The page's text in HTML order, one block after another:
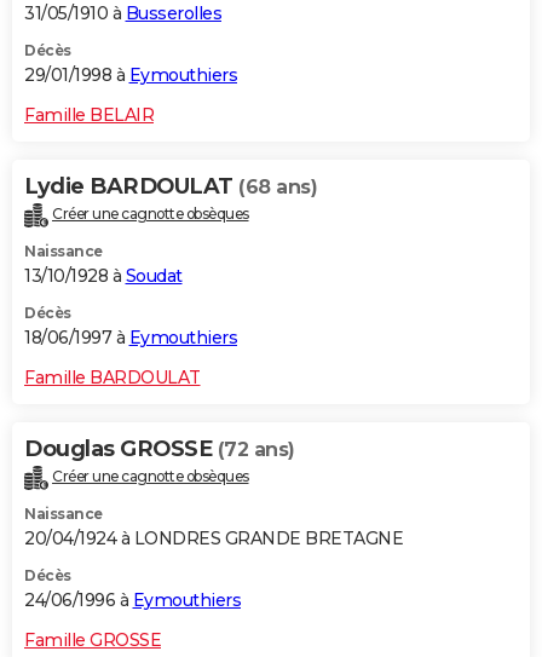
31/05/1910 à Busserolles
Décès
29/01/1998 à Eymouthiers
Famille BELAIR
Lydie BARDOULAT (68 ans)
Créer une cagnotte obsèques
Naissance
13/10/1928 à Soudat
Décès
18/06/1997 à Eymouthiers
Famille BARDOULAT
Douglas GROSSE (72 ans)
Créer une cagnotte obsèques
Naissance
20/04/1924 à LONDRES GRANDE BRETAGNE
Décès
24/06/1996 à Eymouthiers
Famille GROSSE